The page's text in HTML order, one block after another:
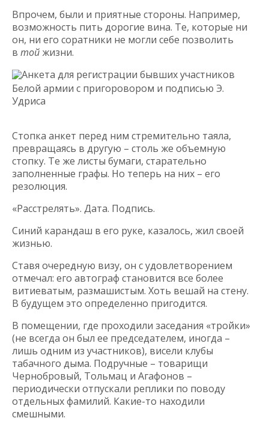
Впрочем, были и приятные стороны. Например,
возможность пить дорогие вина. Те, которые ни
он, ни его соратники не могли себе позволить
в тойжизни.
Анкета для регистрации бывших участников
Белой армии с пригоровором и подписью Э.
Удриса
Стопка анкет перед ним стремительно таяла,
превращаясь в другую – столь же объемную
стопку. Те же листы бумаги, старательно
заполненные графы. Но теперь на них – его
резолюция.
«Расстрелять». Дата. Подпись.
Синий карандаш в его руке, казалось, жил своей
жизнью.
Ставя очередную визу, он с удовлетворением
отмечал: его автограф становится все более
витиеватым, размашистым. Хоть вешай на стену.
В будущем это определенно пригодится.
В помещении, где проходили заседания «тройки»
(не всегда он был ее председателем, иногда –
лишь одним из участников), висели клубы
табачного дыма. Подручные – товарищи
Чернобровый, Тольмац и Агафонов –
периодически отпускали реплики по поводу
отдельных фамилий. Какие-то находили
смешными.